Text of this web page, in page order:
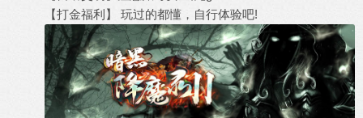
【打金福利】 玩过的都懂，自行体验吧!